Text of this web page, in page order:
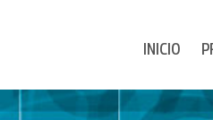
INICIO